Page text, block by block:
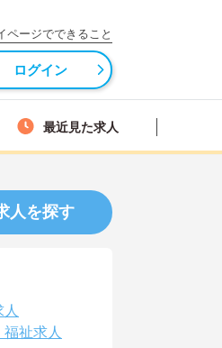
ページでできること
ログイン
最近見た求人
人を探す
祉求人